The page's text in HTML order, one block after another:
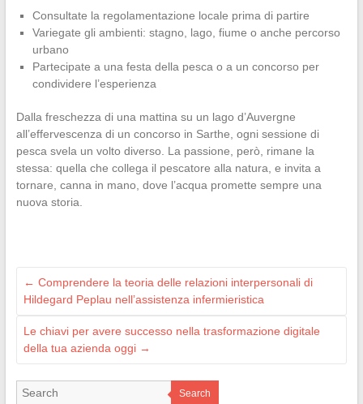
Consultate la regolamentazione locale prima di partire
Variegate gli ambienti: stagno, lago, fiume o anche percorso
urbano
Partecipate a una festa della pesca o a un concorso per
condividere l’esperienza
Dalla freschezza di una mattina su un lago d’Auvergne
all’effervescenza di un concorso in Sarthe, ogni sessione di
pesca svela un volto diverso. La passione, però, rimane la
stessa: quella che collega il pescatore alla natura, e invita a
tornare, canna in mano, dove l’acqua promette sempre una
nuova storia.
← Comprendere la teoria delle relazioni interpersonali di
Hildegard Peplau nell’assistenza infermieristica
Le chiavi per avere successo nella trasformazione digitale
della tua azienda oggi →
Search